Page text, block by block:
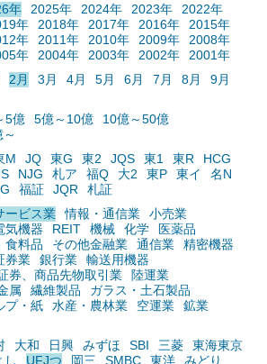
年 2025年 2024年 2023年
2022年
年 2018年 2017年 2016年
2015年
年 2011年 2010年 2009年
2008年
年 2004年 2003年 2002年
2001年
2月 3月 4月 5月 6月 7月 8月
9月
5億 5億～10億
10億～50億
M JQ 東G 東2 JQS 東1 東R
HCG
NJG 札ア 福Q 大2 東P 東イ
名N
福証 JQR
札証
ービス業 情報・通信業
小売業
気機器 REIT 機械 化学
医薬品
食料品 その他金融業 通信業
精密機器
券業 銀行業
輸送用機器
券、商品先物取引業
陸運業
属 繊維製品
ガラス・土石製品
プ・紙 水産・農林業 空運業
鉱業
大和 日興 みずほ SBI 三菱
東海東京
し UFJつ 岡三 SMBC 東洋
みどり